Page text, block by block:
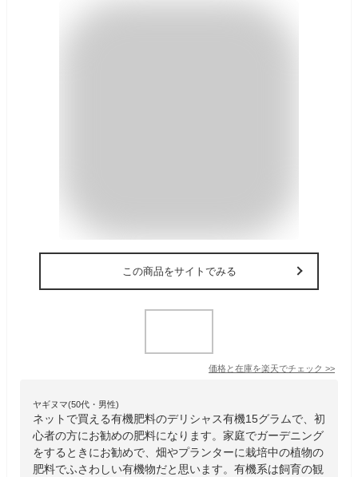
この商品をサイトでみる
価格と在庫を楽天でチェック >>
ヤギヌマ(50代・男性)
ネットで買える有機肥料のデリシャス有機15グラムで、初
心者の方にお勧めの肥料になります。家庭でガーデニング
をするときにお勧めで、畑やプランターに栽培中の植物の
肥料でふさわしい有機物だと思います。有機系は飼育の観